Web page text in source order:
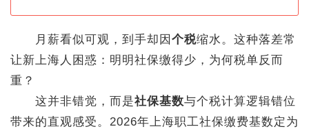
月薪看似可观，到手却因 个税缩水。这种落差常
让新上海人困惑：明明社保缴得少，为何税单反而
重？
这并非错觉，而是社保基数与个税计算逻辑错位
带来的直观感受。2026年上海职工社保缴费基数定为